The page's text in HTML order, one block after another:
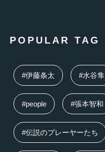
POPULAR TAG
#伊藤条太 #水谷隼
#people #張本智和
#伝説のプレーヤーたち